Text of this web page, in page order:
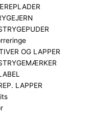
OG LAPPER
LAPPER